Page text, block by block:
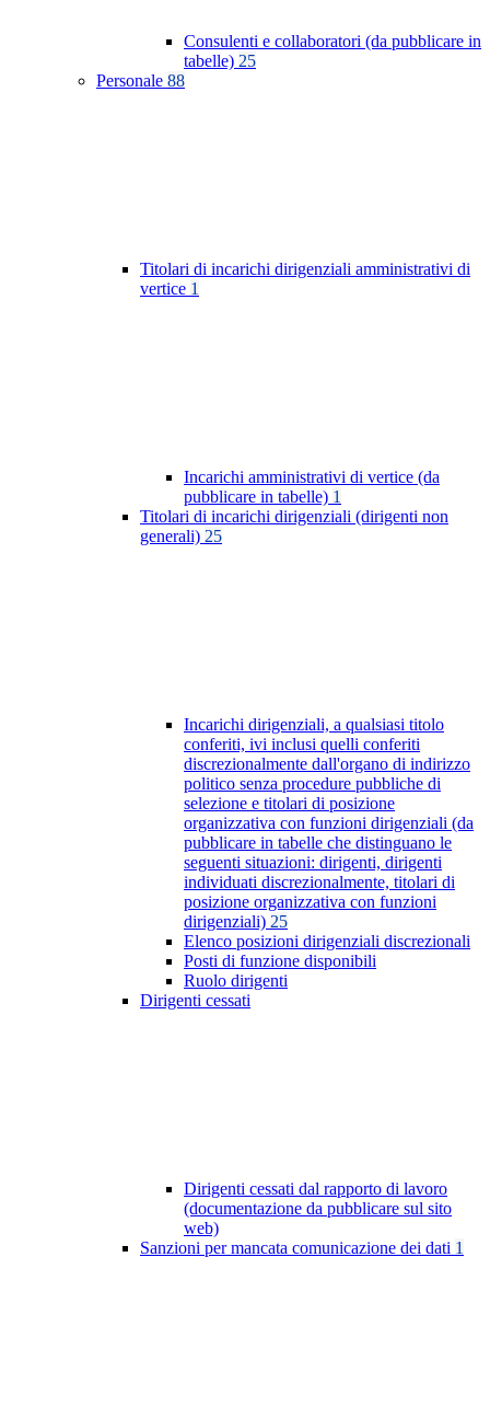
Consulenti e collaboratori (da pubblicare in
tabelle) 25
Personale 88
Titolari di incarichi dirigenziali amministrativi di
vertice 1
Incarichi amministrativi di vertice (da
pubblicare in tabelle) 1
Titolari di incarichi dirigenziali (dirigenti non
generali) 25
Incarichi dirigenziali, a qualsiasi titolo
conferiti, ivi inclusi quelli conferiti
discrezionalmente dall'organo di indirizzo
politico senza procedure pubbliche di
selezione e titolari di posizione
organizzativa con funzioni dirigenziali (da
pubblicare in tabelle che distinguano le
seguenti situazioni: dirigenti, dirigenti
individuati discrezionalmente, titolari di
posizione organizzativa con funzioni
dirigenziali) 25
Elenco posizioni dirigenziali discrezionali
Posti di funzione disponibili
Ruolo dirigenti
Dirigenti cessati
Dirigenti cessati dal rapporto di lavoro
(documentazione da pubblicare sul sito
web)
Sanzioni per mancata comunicazione dei dati 1